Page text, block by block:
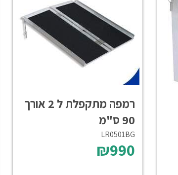
רמפה מתקפלת ל 2 אורך
90 ס"מ
LR0501BG
₪990